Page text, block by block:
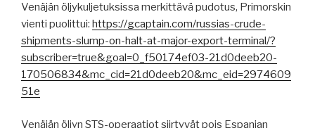
Venäjän öljykuljetuksissa merkittävä pudotus, Primorskin
vienti puolittui: https://gcaptain.com/russias-crude-
shipments-slump-on-halt-at-major-export-terminal/?
subscriber=true&goal=0_f50174ef03-21d0deeb20-
170506834&mc_cid=21d0deeb20&mc_eid=2974609
51e
Venäjän öljyn STS-operaatiot siirtyvät pois Espanjan